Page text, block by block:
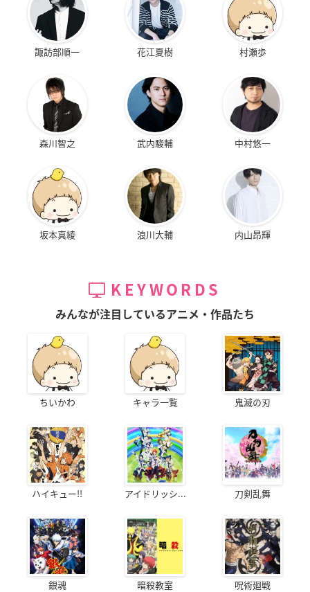
諏訪部順一 花江夏樹 村瀬歩
森川智之 武内駿輔 中村悠一
坂本真綾 浪川大輔 内山昂輝
KEYWORDS
みんなが注目しているアニメ・作品たち
ちいかわ キャラ一覧 鬼滅の刃
ハイキュー!! アイドリッシ... 刀剣乱舞
銀魂 暗殺教室 呪術廻戦